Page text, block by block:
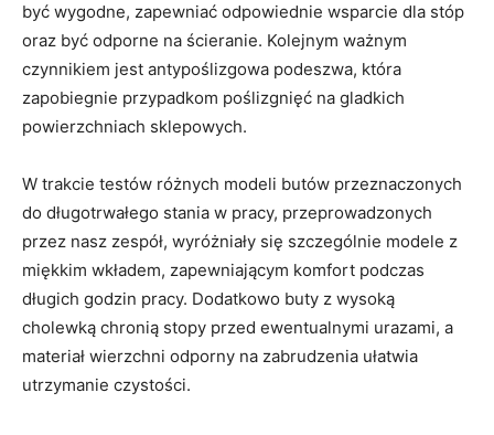
być wygodne, ‍zapewniać odpowiednie wsparcie dla stóp
oraz być odporne na ścieranie. Kolejnym ważnym‍
czynnikiem jest antypoślizgowa podeszwa, która
zapobiegnie przypadkom poślizgnięć na gladkich
powierzchniach sklepowych.
W trakcie testów różnych modeli butów przeznaczonych
do długotrwałego stania w pracy, przeprowadzonych
‌przez⁢ nasz zespół, ⁢wyróżniały się​ szczególnie modele z
⁣miękkim wkładem, zapewniającym komfort ​podczas
długich godzin ‌pracy. Dodatkowo buty z wysoką
cholewką chronią stopy ‌przed ewentualnymi urazami,⁢ a
materiał wierzchni‍ odporny na zabrudzenia ułatwia
utrzymanie czystości.